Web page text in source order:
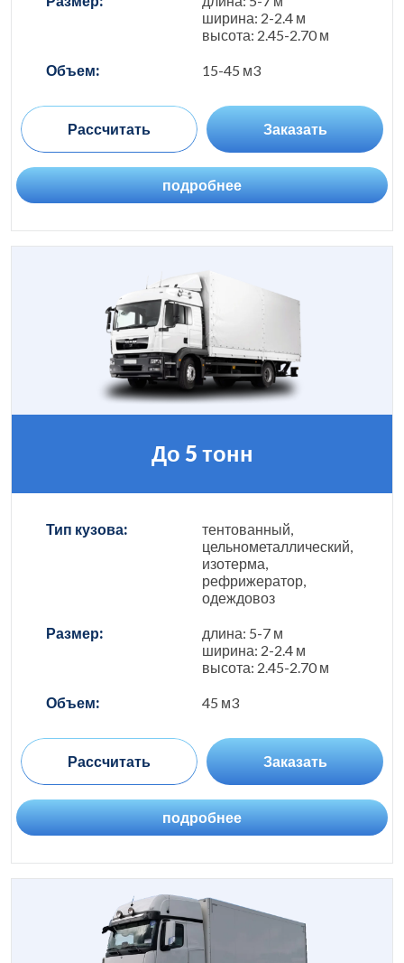
ширина: 2-2.4 м
высота: 2.45-2.70 м
Объем: 15-45 м3
Рассчитать Заказать
подробнее
До 5 тонн
Тип кузова:
тентованный,
цельнометаллический,
изотерма,
рефрижератор,
одеждовоз
Размер:
длина: 5-7 м
ширина: 2-2.4 м
высота: 2.45-2.70 м
Объем: 45 м3
Рассчитать Заказать
подробнее